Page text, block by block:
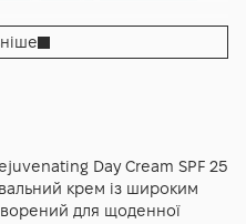
Day Cream SPF 25
крем із широким
для щоденної